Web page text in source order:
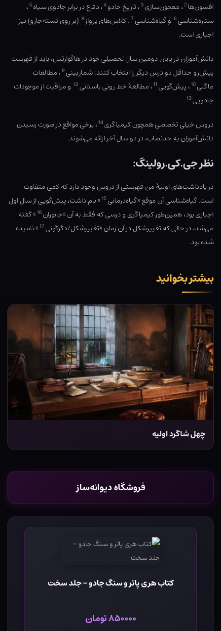
افسون‌ها2، معجون‌سازی3، تاریخ جادو4، دفاع در برابر جادوی سیاه5،
ستاره‌شناسی6 و گیاه‌شناسی7. کلاس‌های پرواز8 (بر روی دسته‌جارو) نیز
اجباری است.
دانش‌آموزان در پایان دومین سال تحصیلی خود در هاگوارتس، باید از فهرست
پیش‌رو حداقل دو درس دیگر را انتخاب کنند: شماربینی9، مطالعات
ماگلی10، پیش‌گویی11، مطالعهٔ خط رونی باستانی12 و مراقبت از موجودات
جادویی13
.
دروس خیلی تخصصی همچون کیمیاگری14، برخی مواقع در صورت رسیدن
دانش‌آموزان به حدنصاب، در دو سال آخر ارائه می‌شوند.
نظر جی.کی.رولینگ:
در یادداشت‌های اولیهٔ من فهرستی از دروس وجود دارد که کمی متفاوت
است. گیاه‌شناسی آن موقع «گیاه‌درمانی15» نام داشت، پیش‌گویی از سال اول
اجباری بود، همین‌طور کیمیاگری و درسی که فقط به آن «جانوران16» گفته
می‌شد، در حالی که تغییرشکل در آن زمان «تغییرشکل/دگرگونی17» نامیده
شده بود.
بیشتر بخوانید
چهل شاگرد اولیه
فروشگاه دیوانه‌ساز
کتاب هری پاتر و سنگ جادو - جلد سخت
۸۵۰۰۰۰ تومان